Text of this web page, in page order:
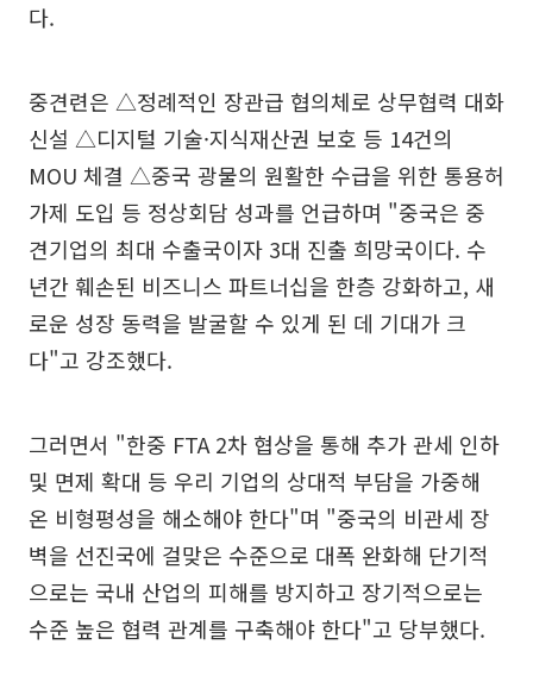
다.
중견련은 △정례적인 장관급 협의체로 상무협력 대화
신설 △디지털 기술·지식재산권 보호 등 14건의
MOU 체결 △중국 광물의 원활한 수급을 위한 통용허
가제 도입 등 정상회담 성과를 언급하며 "중국은 중
견기업의 최대 수출국이자 3대 진출 희망국이다. 수
년간 훼손된 비즈니스 파트너십을 한층 강화하고, 새
로운 성장 동력을 발굴할 수 있게 된 데 기대가 크
다"고 강조했다.
그러면서 "한중 FTA 2차 협상을 통해 추가 관세 인하
및 면제 확대 등 우리 기업의 상대적 부담을 가중해
온 비형평성을 해소해야 한다"며 "중국의 비관세 장
벽을 선진국에 걸맞은 수준으로 대폭 완화해 단기적
으로는 국내 산업의 피해를 방지하고 장기적으로는
수준 높은 협력 관계를 구축해야 한다"고 당부했다.